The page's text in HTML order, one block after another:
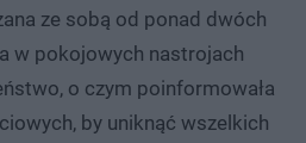
ze sobą od ponad dwóch
w pokojowych nastrojach
o czym poinformowała
by uniknąć wszelkich